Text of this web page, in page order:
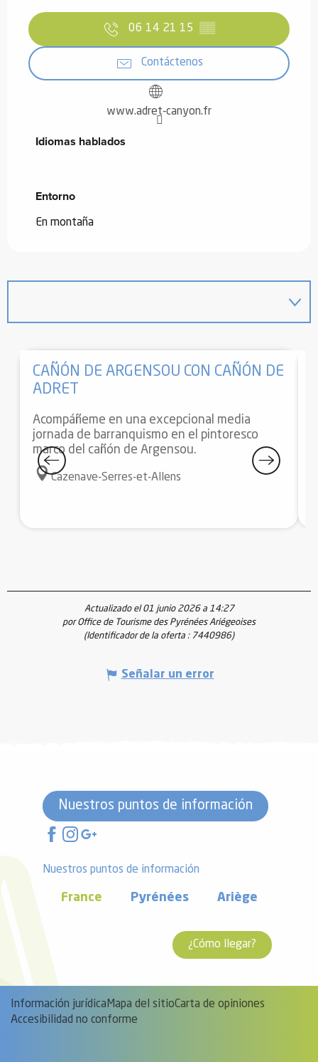
06 14 21 15 ▒▒
Contáctenos
www.adret-canyon.fr
Idiomas hablados
Idiomas hablados
Entorno
Entorno
En montaña
CAÑÓN DE ARGENSOU CON CAÑÓN DE
ADRET
Acompáñeme en una excepcional media
jornada de barranquismo en el pintoresco
marco del cañón de Argensou.
Cazenave-Serres-et-Allens
Actualizado el 01 junio 2026 a 14:27
por Office de Tourisme des Pyrénées Ariégeoises
(Identificador de la oferta : 7440986)
Señalar un error
Nuestros puntos de información
Nuestros puntos de información
France Pyrénées Ariège
¿Cómo llegar?
Información jurídicaMapa del sitioCarta de opiniones
Accesibilidad no conforme